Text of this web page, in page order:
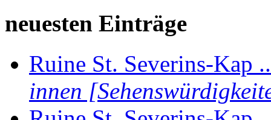
neuesten Einträge
Ruine St. Severins-Kap ..
innen